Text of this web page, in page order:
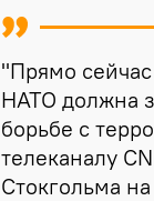
"Прямо
НАТО должна
борьбе с
телеканалу
Стокгольма